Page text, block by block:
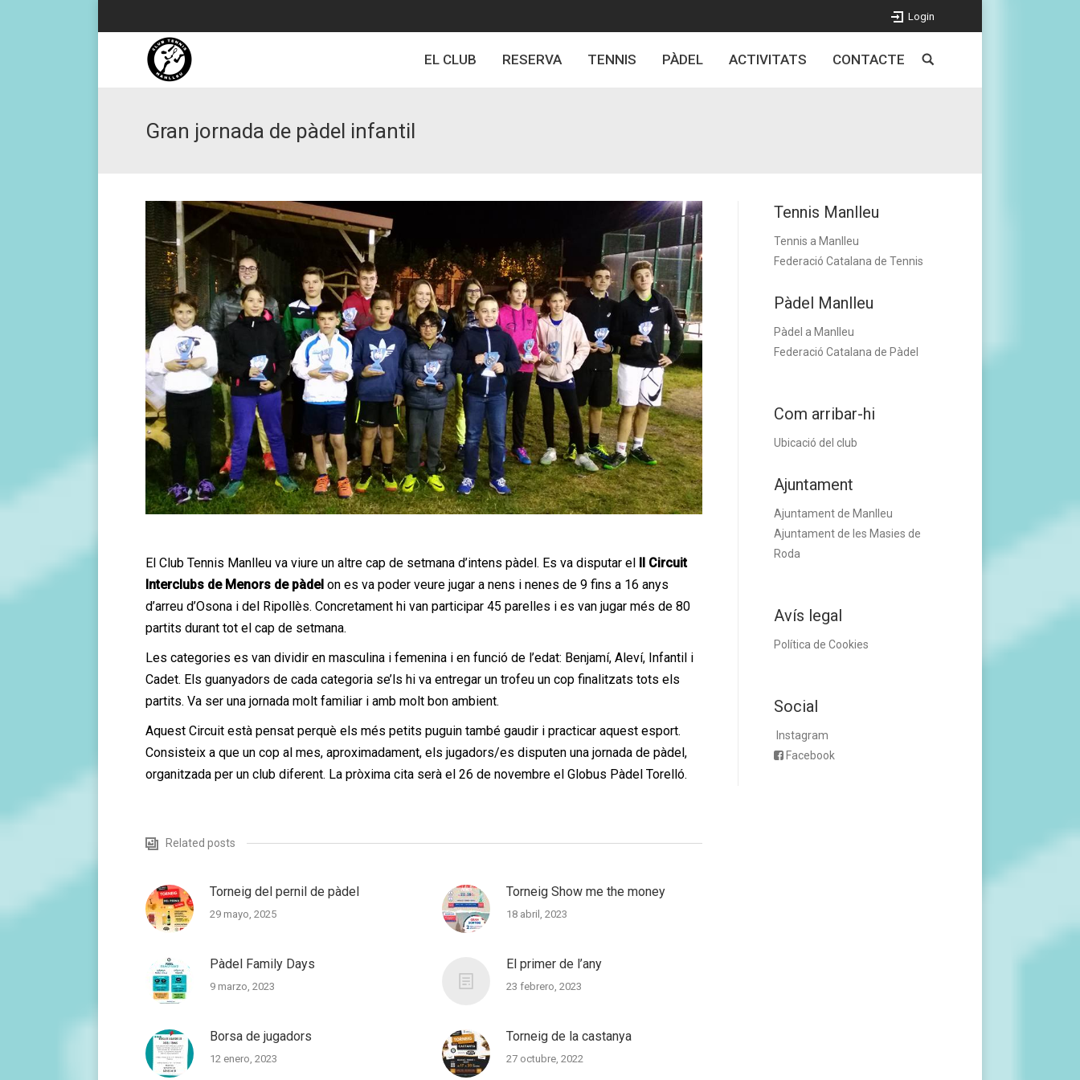
Login
EL CLUB RESERVA TENNIS PÀDEL ACTIVITATS CONTACTE
Gran jornada de pàdel infantil
El Club Tennis Manlleu va viure un altre cap de setmana d’intens pàdel. Es va disputar el II Circuit
Interclubs de Menors de pàdel on es va poder veure jugar a nens i nenes de 9 fins a 16 anys
d’arreu d’Osona i del Ripollès. Concretament hi van participar 45 parelles i es van jugar més de 80
partits durant tot el cap de setmana.
Les categories es van dividir en masculina i femenina i en funció de l’edat: Benjamí, Aleví, Infantil i
Cadet. Els guanyadors de cada categoria se’ls hi va entregar un trofeu un cop finalitzats tots els
partits. Va ser una jornada molt familiar i amb molt bon ambient.
Aquest Circuit està pensat perquè els més petits puguin també gaudir i practicar aquest esport.
Consisteix a que un cop al mes, aproximadament, els jugadors/es disputen una jornada de pàdel,
organitzada per un club diferent. La pròxima cita serà el 26 de novembre el Globus Pàdel Torelló.
Related posts
Torneig del pernil de pàdel
29 mayo, 2025
Torneig Show me the money
18 abril, 2023
Pàdel Family Days
9 marzo, 2023
El primer de l’any
23 febrero, 2023
Borsa de jugadors
12 enero, 2023
Torneig de la castanya
27 octubre, 2022
Tennis Manlleu
Tennis a Manlleu
Federació Catalana de Tennis
Pàdel Manlleu
Pàdel a Manlleu
Federació Catalana de Pàdel
Com arribar-hi
Ubicació del club
Ajuntament
Ajuntament de Manlleu
Ajuntament de les Masies de
Roda
Avís legal
Política de Cookies
Social
Instagram
Facebook